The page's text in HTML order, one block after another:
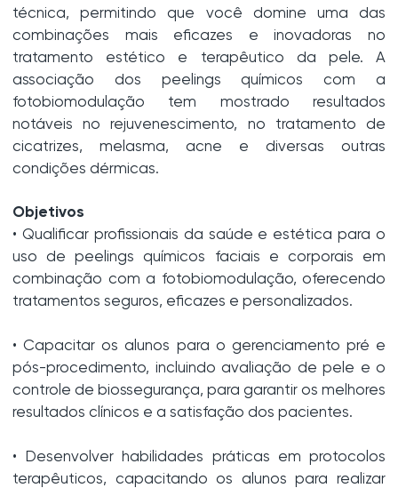
técnica, permitindo que você domine uma das
combinações mais eficazes e inovadoras no
tratamento estético e terapêutico da pele. A
associação dos peelings químicos com a
fotobiomodulação tem mostrado resultados
notáveis no rejuvenescimento, no tratamento de
cicatrizes, melasma, acne e diversas outras
condições dérmicas.
Objetivos
• Qualificar profissionais da saúde e estética para o
uso de peelings químicos faciais e corporais em
combinação com a fotobiomodulação, oferecendo
tratamentos seguros, eficazes e personalizados.
• Capacitar os alunos para o gerenciamento pré e
pós-procedimento, incluindo avaliação de pele e o
controle de biossegurança, para garantir os melhores
resultados clínicos e a satisfação dos pacientes.
• Desenvolver habilidades práticas em protocolos
terapêuticos, capacitando os alunos para realizar